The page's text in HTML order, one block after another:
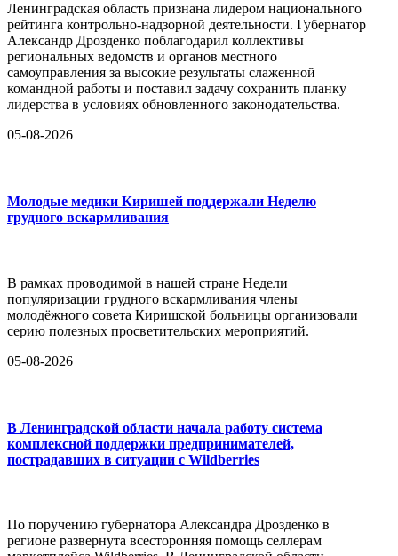
Ленинградская область признана лидером национального
рейтинга контрольно-надзорной деятельности. Губернатор
Александр Дрозденко поблагодарил коллективы
региональных ведомств и органов местного
самоуправления за высокие результаты слаженной
командной работы и поставил задачу сохранить планку
лидерства в условиях обновленного законодательства.
05-08-2026
Молодые медики Киришей поддержали Неделю
грудного вскармливания
В рамках проводимой в нашей стране Недели
популяризации грудного вскармливания члены
молодёжного совета Киришской больницы организовали
серию полезных просветительских мероприятий.
05-08-2026
В Ленинградской области начала работу система
комплексной поддержки предпринимателей,
пострадавших в ситуации с Wildberries
По поручению губернатора Александра Дрозденко в
регионе развернута всесторонняя помощь селлерам